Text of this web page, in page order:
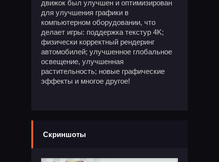
движок был улучшен и оптимизирован
для улучшения графики в
компьютерном оборудовании, что
делает игры: поддержка текстур 4K;
физически корректный рендеринг
автомобилей; улучшенное глобальное
освещение, улучшенная
растительность; новые графические
эффекты и многое другое!
Скриншоты